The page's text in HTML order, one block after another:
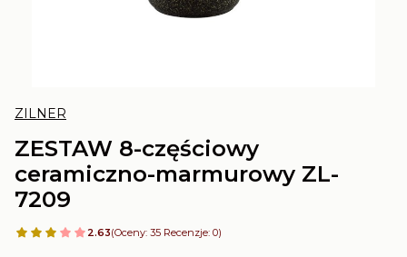
ZILNER
ZESTAW 8-częściowy
ceramiczno-marmurowy ZL-
7209
2.63(Oceny: 35 Recenzje: 0)